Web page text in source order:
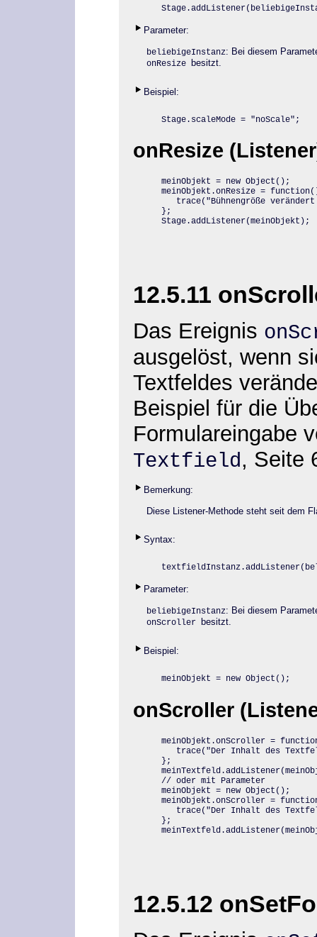
Stage.addListener
Parameter:
beliebigeInstanz: Bei diesem
onResize besitzt.
Beispiel:
Stage.scaleMode = "noScale";
onResize
meinObjekt = new Object();
meinObjekt.onResize =
trace("Bühnengröße
};
Stage.addListener(meinObjekt);
12.5.11
Das Ereignis
ausgelöst, wenn
Textfeldes
Beispiel für die
Formulareingabe
Textfield, Seite
Bemerkung:
Diese Listener-Methode steht seit dem
Syntax:
textfieldInstanz.addListener
Parameter:
beliebigeInstanz: Bei diesem
onScroller besitzt.
Beispiel:
meinObjekt = new Object();
onScroller
meinObjekt.onScroller =
trace("Der Inhalt des
};
// oder mit Parameter
meinObjekt = new Object();
meinObjekt.onScroller =
trace("Der Inhalt des
};
12.5.12